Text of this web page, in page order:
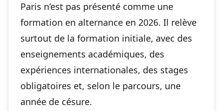
Paris n’est pas présenté comme une
formation en alternance en 2026. Il relève
surtout de la formation initiale, avec des
enseignements académiques, des
expériences internationales, des stages
obligatoires et, selon le parcours, une
année de césure.